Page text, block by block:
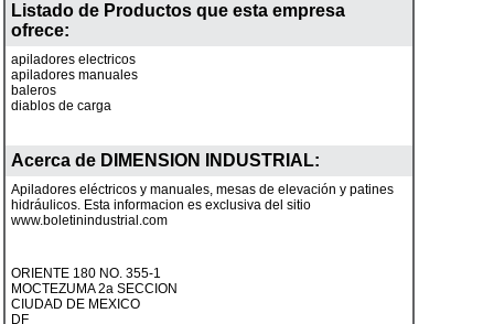
Listado de Productos que esta empresa
ofrece:
apiladores electricos
apiladores manuales
baleros
diablos de carga
Acerca de DIMENSION INDUSTRIAL:
Apiladores eléctricos y manuales, mesas de elevación y patines
hidráulicos. Esta informacion es exclusiva del sitio
www.boletinindustrial.com
ORIENTE 180 NO. 355-1
MOCTEZUMA 2a SECCION
CIUDAD DE MEXICO
DF